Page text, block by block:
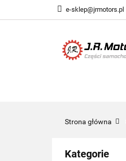
e-sklep@jrmotors.pl
Strona główna
Kategorie